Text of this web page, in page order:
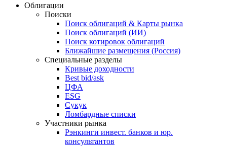
Облигации
Поиски
Поиск облигаций & Карты рынка
Поиск облигаций (ИИ)
Поиск котировок облигаций
Ближайшие размещения (Россия)
Специальные разделы
Кривые доходности
Best bid/ask
ЦФА
ESG
Сукук
Ломбардные списки
Участники рынка
Рэнкинги инвест. банков и юр.
консультантов